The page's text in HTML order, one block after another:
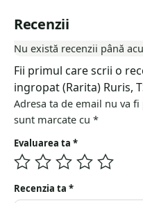
Recenzii
Nu există recenzii până
Fii primul care scrii o
ingropat (Rarita) Ruris,
Adresa ta de email nu va fi
sunt marcate cu *
Evaluarea ta *
Recenzia ta *